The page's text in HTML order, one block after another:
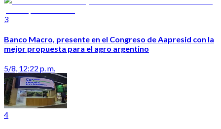
3
Banco Macro, presente en el Congreso de Aapresid con la
mejor propuesta para el agro argentino
5/8, 12:22 p. m.
4